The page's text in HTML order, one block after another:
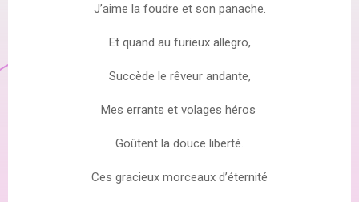
J’aime la foudre et son panache.
Et quand au furieux allegro,
Succède le rêveur andante,
Mes errants et volages héros
Goûtent la douce liberté.
Ces gracieux morceaux d’éternité